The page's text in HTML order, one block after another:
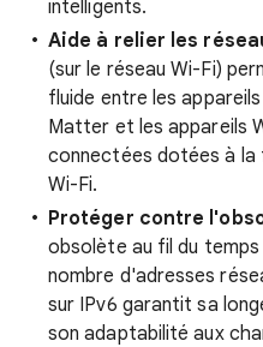
intelligents.
Aide à relier les
(sur le réseau Wi-Fi)
fluide entre les
Matter et les appareils
connectées dotées à la
Wi-Fi.
Protéger contre
obsolète au fil du
nombre d'adresses
sur IPv6 garantit sa
son adaptabilité aux